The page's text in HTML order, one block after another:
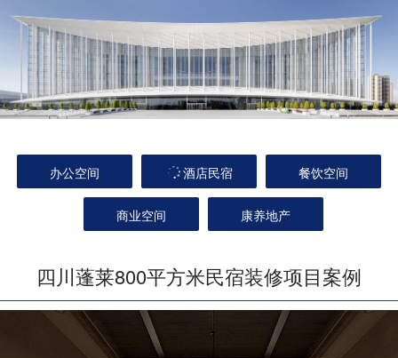
办公空间 酒店民宿 餐饮空间
商业空间 康养地产
四川蓬莱800平方米民宿装修项目案例